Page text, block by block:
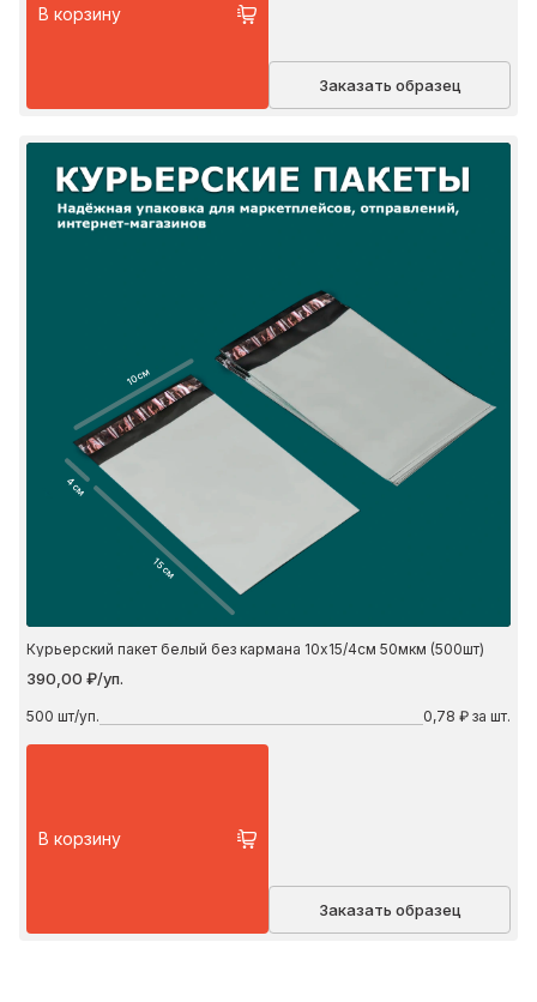
В корзину
Заказать образец
10 см
4 см
15 см
Курьерский пакет белый без кармана 10х15/4см 50мкм (500шт)
390,00 ₽/уп.
500 шт/уп. 0,78 ₽ за шт.
В корзину
Заказать образец